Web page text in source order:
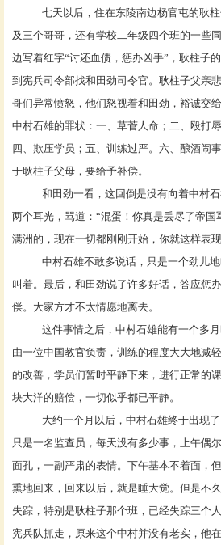
七天以后，住在东陵南边杨官屯的耿
及三个哥哥，还有学校二年级四个班的一些
边写着红字“讨还血债，惩办凶手”，耿柱子
到宪兵司令部找和田劲司令官。耿柱子父亲
哥们异常愤怒，他们怒视着和田劲，裕诚交
中村石雄的罪状：一、草菅人命；二、殴打
四、欺压学员；五、训练过严。六、酿酒闹
于耿柱子父母，要给予补偿。
和田劲一看，这回倒是没有向着中村
两个耳光，骂道： “混蛋！你真是丢尽了帝国
满洲的，现在一切都刚刚开始，你就这样表
中村石雄不敢多说话，只是一个劲儿
叫着。最后，和田劲说了许多好话，答应惩
偿。大家方才不太情愿地离去。
这件事情之后，中村石雄能有一个多
由一位中国教官负责，训练的程度大大地减
的改善，学员们暂时平静下来，进行正常的
块大洋的赔偿，一切似乎都已平静。
大约一个月以后，中村石雄终于出现
只是一名监查员，每天没有多少事，上午偶
面孔，一副严肃的表情。下午基本不着面，
熏地回来，回来以后，就是睡大觉。但是不
失踪，特别是耿柱子那个班，已经失踪三个
宪兵队抓走，原来这个中村并没有老实，他